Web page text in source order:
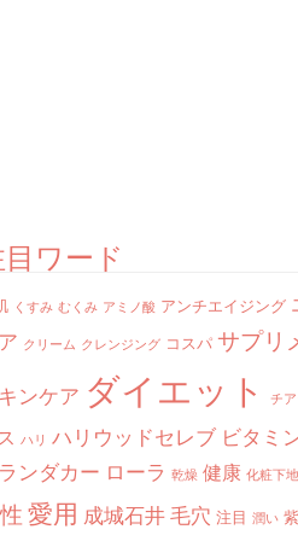
ワード
くすみ むくみ アミノ酸 アンチエイジング
クリーム クレンジング コスパ サプリ
ンケア ダイエット チ
ハリ ハリウッドセレブ ビタミ
ンダカー ローラ 乾燥 健康 化粧下地
愛用 成城石井毛穴 注目 潤い